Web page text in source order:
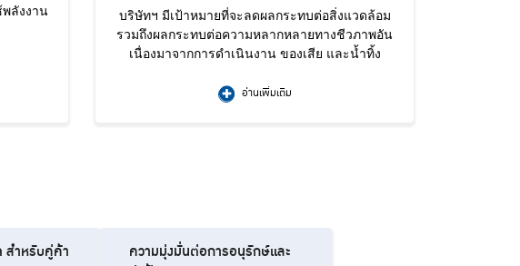
ลังงาน
บริษัทฯ มีเป้าหมายที่จะลดผลกระทบต่อสิ่งแวดล้อม
รวมถึงผลกระทบต่อความหลากหลายทางชีวภาพอัน
เนื่องมาจากการดำเนินงาน ของเสีย และน้ำทิ้ง
อ่านเพิ่มเติม
สำหรับคู่ค้า
ความมุ่งมั่นต่อการอนุรักษ์และ